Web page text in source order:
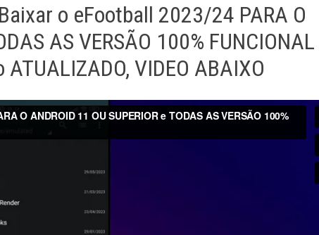
o eFootball 2023/24 PARA O
AS VERSÃO 100%
VIDEO ABAIXO